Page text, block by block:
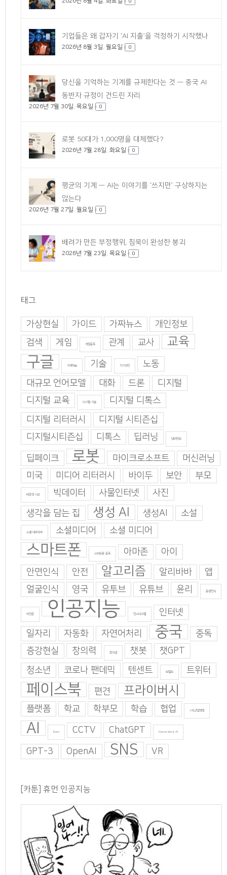
기업들은 왜 갑자기 ‘AI 지출’을 걱정하기 시작했나
2026년 8월 3일. 월요일 0
당신을 기억하는 기계를 규제한다는 것 — 중국 AI
동반자 규정이 건드린 자리
2026년 7월 30일. 목요일 0
로봇 50대가 1,000명을 대체했다?
2026년 7월 28일. 화요일 0
평균의 기계 — AI는 이야기를 ‘쓰지만’ 구상하지는
않는다
2026년 7월 27일. 월요일 0
배려가 만든 부정행위, 침묵이 완성한 붕괴
2026년 7월 23일. 목요일 0
태그
가상현실 가이드 가짜뉴스
개인정보
검색
게임 게임중독 관계 교사 교육
구글 기계학습 기술 기지과인
노동
대규모 언어모델
대화 드론
디지털
디지털 교육
디지털 기술
디지털 디톡스
디지털 리터러시
디지털 시티즌십
디지털시티즌십
디톡스 딥러닝 딥마인드
딥페이크 로봇 마이크로소프트
머신러닝
미국
미디어 리터러시 바이두 보안 부모
비판적 사고 빅데이터 사물인터넷
사진
생각을 담는 집
생성 AI 생성AI 소설
소셜 네트워크 소셜미디어 소셜 미디어
스마트폰 스마트폰 중독 아마존
아이
안면인식
안전 알고리즘 알리바바
앱
얼굴인식
영국 유투브 유튜브 윤리 음성인식
이인준 인공지능 인스타그램 인터넷
일자리 자동화 자연어처리 중국
중독
증강현실
창의력 창의성 챗봇
챗GPT
청소년
코로나 팬데믹 텐센트 트럼프 트위터
페이스북 편견 프라이버시
플랫폼 학교 학부모 학습 협업 4차산업혁명
AI Burn CCTV ChatGPT Generative AI
GPT-3 OpenAI SNS VR
[카툰] 휴먼 인공지능